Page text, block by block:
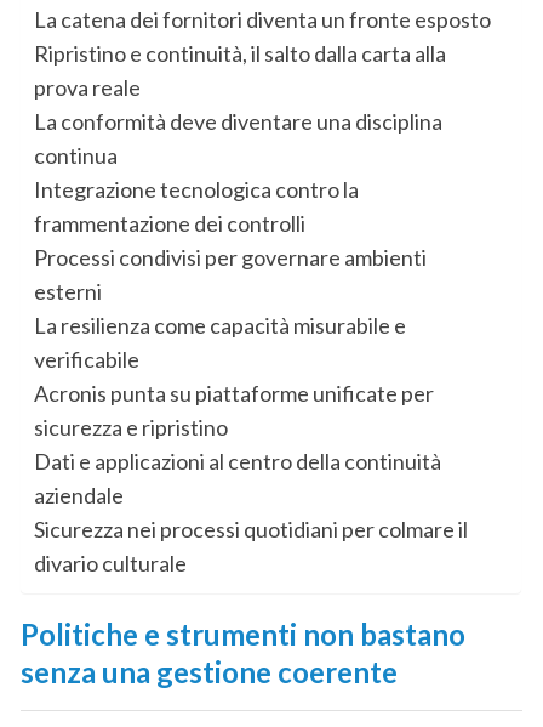
La catena dei fornitori diventa un fronte esposto
Ripristino e continuità, il salto dalla carta alla
prova reale
La conformità deve diventare una disciplina
continua
Integrazione tecnologica contro la
frammentazione dei controlli
Processi condivisi per governare ambienti
esterni
La resilienza come capacità misurabile e
verificabile
Acronis punta su piattaforme unificate per
sicurezza e ripristino
Dati e applicazioni al centro della continuità
aziendale
Sicurezza nei processi quotidiani per colmare il
divario culturale
Politiche e strumenti non bastano
senza una gestione coerente